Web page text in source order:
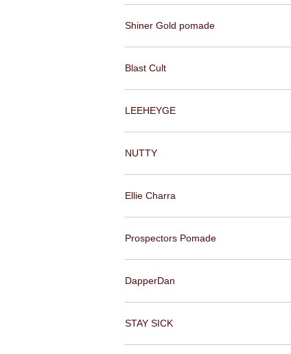
Shiner Gold pomade
Blast Cult
LEEHEYGE
NUTTY
Ellie Charra
Prospectors Pomade
DapperDan
STAY SICK